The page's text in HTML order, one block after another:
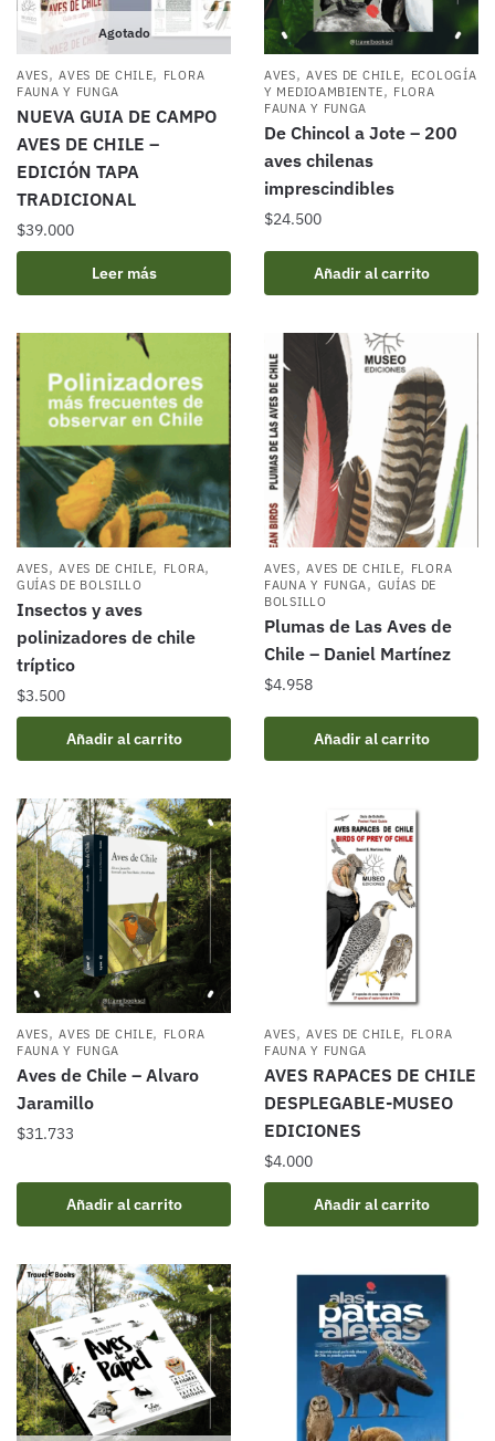
Agotado
AVES,AVES DE CHILE, FLORA
FAUNA Y FUNGA
NUEVA GUIA DE CAMPO
AVES DE CHILE –
EDICIÓN TAPA
TRADICIONAL
$39.000
Leer más
AVES,AVES DE CHILE, ECOLOGÍA
Y MEDIOAMBIENTE, FLORA
FAUNA Y FUNGA
De Chincol a Jote – 200
aves chilenas
imprescindibles
$24.500
Añadir al carrito
AVES,AVES DE CHILE, FLORA,
GUÍAS DE BOLSILLO
Insectos y aves
polinizadores de chile
tríptico
$3.500
Añadir al carrito
AVES,AVES DE CHILE, FLORA
FAUNA Y FUNGA, GUÍAS DE
BOLSILLO
Plumas de Las Aves de
Chile – Daniel Martínez
$4.958
Añadir al carrito
AVES,AVES DE CHILE, FLORA
FAUNA Y FUNGA
Aves de Chile – Alvaro
Jaramillo
$31.733
Añadir al carrito
AVES,AVES DE CHILE, FLORA
FAUNA Y FUNGA
AVES RAPACES DE CHILE
DESPLEGABLE-MUSEO
EDICIONES
$4.000
Añadir al carrito